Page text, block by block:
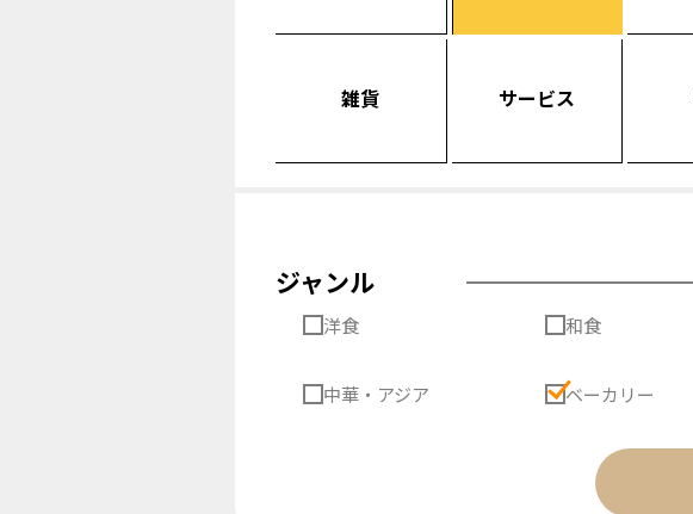
雑貨 サービス
ジャンル
洋食 和食
中華・アジア ベーカリー